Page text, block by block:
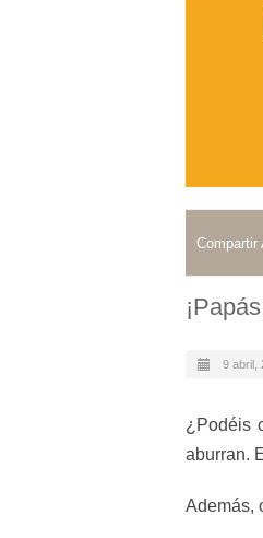
Compartir
9 abril,
¿Podéis
aburran.
Además,